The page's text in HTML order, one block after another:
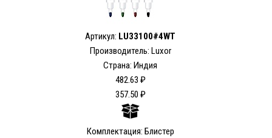
Артикул: LU33100#4WT
Производитель: Luxor
Страна: Индия
482.63 ₽
357.50 ₽
Комплектация: Блистер